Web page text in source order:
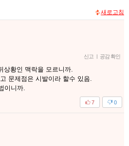
새로고침
신고 | 공감 확인
상황인 맥락을 모르니까.
문제점은 시발이라 할수 있음.
이니까.
0
7